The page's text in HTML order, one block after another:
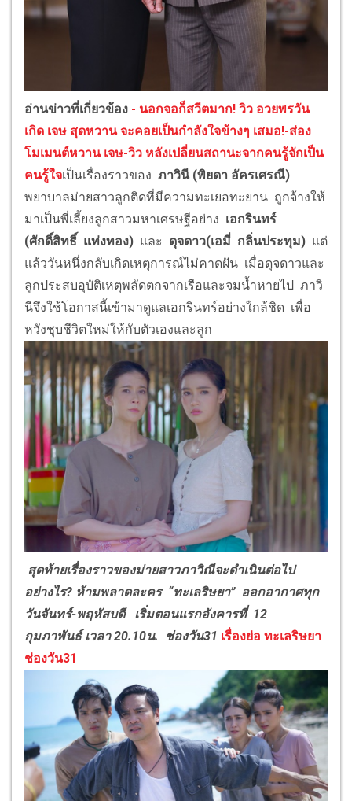
อ่านข่าวที่เกี่ยวข้อง - นอกจอก็สวีตมาก! วิว อวยพรวัน
เกิด เจษ สุดหวาน จะคอยเป็นกำลังใจข้างๆ เสมอ!-ส่อง
โมเมนต์หวาน เจษ-วิว หลังเปลี่ยนสถานะจากคนรู้จักเป็น
คนรู้ใจเป็นเรื่องราวของ ภาวินี (พิยดา อัครเศรณี)
พยาบาลม่ายสาวลูกติดที่มีความทะเยอทะยาน ถูกจ้างให้
มาเป็นพี่เลี้ยงลูกสาวมหาเศรษฐีอย่าง เอกรินทร์
(ศักดิ์สิทธิ์ แท่งทอง) และ ดุจดาว(เอมี่ กลิ่นประทุม) แต่
แล้ววันหนึ่งกลับเกิดเหตุการณ์ไม่คาดฝัน เมื่อดุจดาวและ
ลูกประสบอุบัติเหตุพลัดตกจากเรือและจมน้ำหายไป ภาวิ
นีจึงใช้โอกาสนี้เข้ามาดูแลเอกรินทร์อย่างใกล้ชิด เพื่อ
หวังชุบชีวิตใหม่ให้กับตัวเองและลูก
สุดท้ายเรื่องราวของม่ายสาวภาวิณีจะดำเนินต่อไป
อย่างไร? ห้ามพลาดละคร “ทะเลริษยา”ออกอากาศทุก
วันจันทร์-พฤหัสบดี เริ่มตอนแรกอังคารที่ 12
กุมภาพันธ์ เวลา 20.10น. ช่องวัน31 เรื่องย่อ ทะเลริษยา
ช่องวัน31